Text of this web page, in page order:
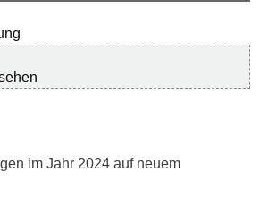
im Jahr 2024 auf neuem